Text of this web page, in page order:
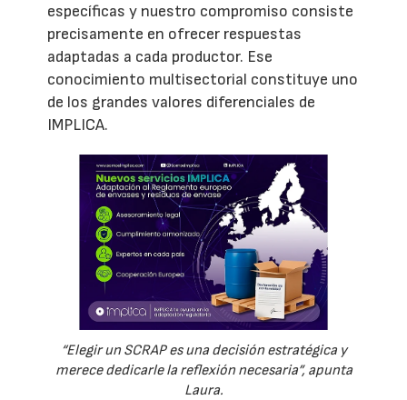
específicas y nuestro compromiso consiste
precisamente en ofrecer respuestas
adaptadas a cada productor. Ese
conocimiento multisectorial constituye uno
de los grandes valores diferenciales de
IMPLICA.
“Elegir un SCRAP es una decisión estratégica y
merece dedicarle la reflexión necesaria”, apunta
Laura.